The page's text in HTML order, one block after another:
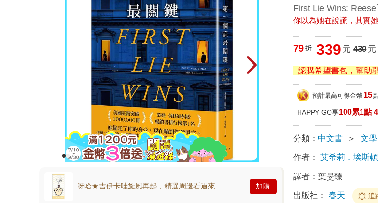
First Lie Wins:
你以為她在說謊，其實
呀哈★吉伊卡哇旋風再起，精選周邊看過來 加購
79 折 339 元 430元
認購希望書包，幫助
預計最高可得金幣 15
HAPPY GO享100累1點
分類： 中文書 ＞ 文學
作者： 艾希莉．埃斯頓
譯者：葉旻臻
出版社： 春天 追